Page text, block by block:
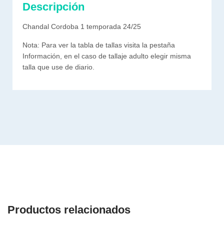
Descripción
Chandal Cordoba 1 temporada 24/25
Nota: Para ver la tabla de tallas visita la pestaña
Información, en el caso de tallaje adulto elegir misma
talla que use de diario.
Productos relacionados